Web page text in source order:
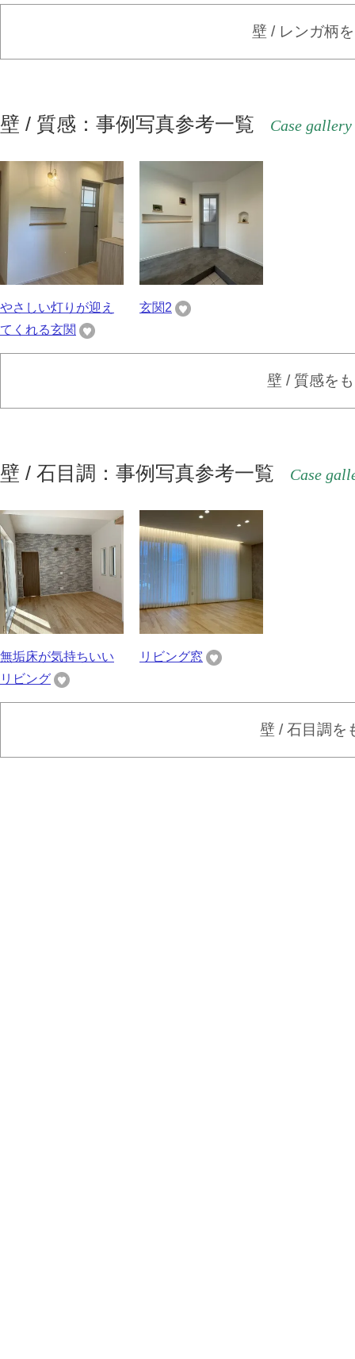
壁 / レンガ柄
壁 / 質感：事例写真参考一覧 Case gallery
やさしい灯りが迎え
てくれる玄関
玄関2
壁 / 質感を
壁 / 石目調：事例写真参考一覧 Case
無垢床が気持ちいい
リビング
リビング窓
壁 / 石目調を